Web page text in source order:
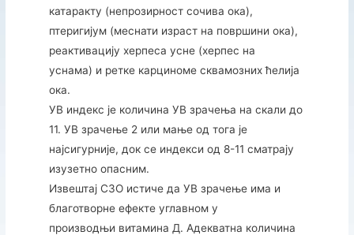
катаракту (непрозирност сочива ока),
птеригијум (меснати израст на површини ока),
реактивацију херпеса усне (херпес на
уснама) и ретке карциноме сквамозних ћелија
ока.
УВ индекс је количина УВ зрачења на скали до
11. УВ зрачење 2 или мање од тога је
најсигурније, док се индекси од 8-11 сматрају
изузетно опасним.
Извештај СЗО истиче да УВ зрачење има и
благотворне ефекте углавном у
производњи витамина Д. Адекватна количина